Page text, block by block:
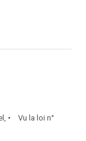
• Vu la loi n°